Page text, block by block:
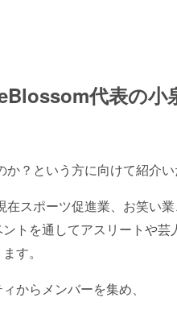
代表の
？という方に向けて紹介い
スポーツ促進業、お笑い
トを通してアスリートや芸
す。
からメンバーを集め、